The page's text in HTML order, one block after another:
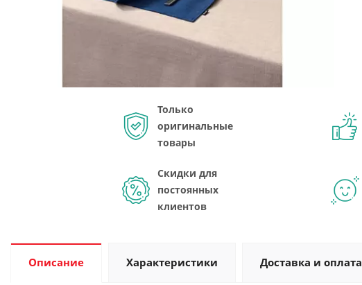
Только
оригинальные
товары
Скидки для
постоянных
клиентов
Описание Характеристики Доставка и оплата